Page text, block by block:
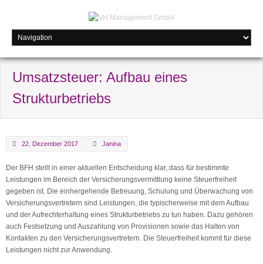
Umsatzsteuer: Aufbau eines
Strukturbetriebs
22. Dezember 2017 Janina
Der BFH stellt in einer aktuellen Entscheidung klar, dass für bestimmte
Leistungen im Bereich der Versicherungsvermittlung keine Steuerfreiheit
gegeben ist. Die einhergehende Betreuung, Schulung und Überwachung von
Versicherungsvertretern sind Leistungen, die typischerweise mit dem Aufbau
und der Aufrechterhaltung eines Strukturbetriebs zu tun haben. Dazu gehören
auch Festsetzung und Auszahlung von Provisionen sowie das Halten von
Kontakten zu den Versicherungsvertretern. Die Steuerfreiheit kommt für diese
Leistungen nicht zur Anwendung.